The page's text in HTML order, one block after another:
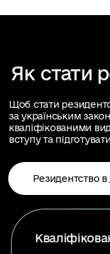
Як стати
Щоб стати
за українським
кваліфікованими
вступу та
Резидентство в